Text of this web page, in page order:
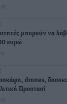
μπορούν να
ευρώ
drones,
Προστασί